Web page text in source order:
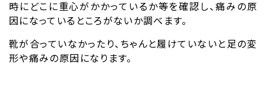
時にどこに重心がかかっているか等を確認し、痛みの原
因になっているところがないか調べます。
靴が合っていなかったり、ちゃんと履けていないと足の変
形や痛みの原因になります。